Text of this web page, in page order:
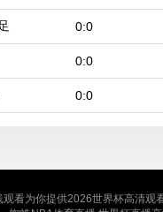
0:0
0:0
0:0
观看为你提供2026世界杯高清观